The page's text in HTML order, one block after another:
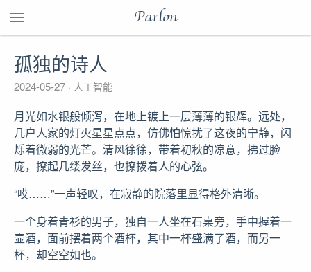
Parlon
孤独的诗人
2024-05-27 人工智能
月光如水银般倾泻，在地上镀上一层薄薄的银辉。远处，
几户人家的灯火星星点点，仿佛怕惊扰了这夜的宁静，闪
烁着微弱的光芒。清风徐徐，带着初秋的凉意，拂过脸
庞，撩起几缕发丝，也撩拨着人的心弦。
“哎……”一声轻叹，在寂静的院落里显得格外清晰。
一个身着青衫的男子，独自一人坐在石桌旁，手中握着一
壶酒，面前摆着两个酒杯，其中一杯盛满了酒，而另一
杯，却空空如也。